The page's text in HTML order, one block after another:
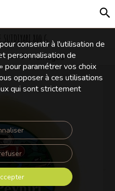
SUTDIYARI 800 G
Produits frais
Fromages
consentir à l'utilisation de
personnalisation de
pour paramétrer vos choix
opposer à ces utilisations
qui sont strictement